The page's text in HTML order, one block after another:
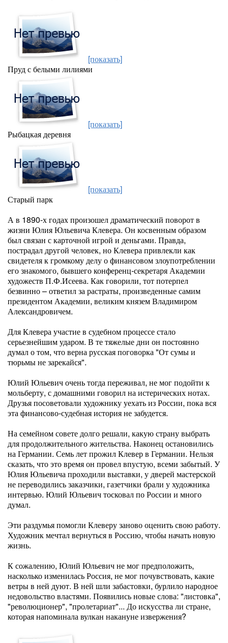
[показать]
Пруд с белыми лилиями
[показать]
Рыбацкая деревня
[показать]
Старый парк
А в 1890-х годах произошел драматический поворот в
жизни Юлия Юльевича Клевера. Он косвенным образом
был связан с карточной игрой и деньгами. Правда,
пострадал другой человек, но Клевера привлекли как
свидетеля к громкому делу о финансовом злоупотреблении
его знакомого, бывшего конференц-секретаря Академии
художеств П.Ф.Исеева. Как говорили, тот потерпел
безвинно – ответил за растраты, произведенные самим
президентом Академии, великим князем Владимиром
Александровичем.
Для Клевера участие в судебном процессе стало
серьезнейшим ударом. В те тяжелые дни он постоянно
думал о том, что верна русская поговорка "От сумы и
тюрьмы не зарекайся".
Юлий Юльевич очень тогда переживал, не мог подойти к
мольберту, с домашними говорил на истерических нотах.
Друзья посоветовали художнику уехать из России, пока вся
эта финансово-судебная история не забудется.
На семейном совете долго решали, какую страну выбрать
для продолжительного жительства. Наконец остановились
на Германии. Семь лет прожил Клевер в Германии. Нельзя
сказать, что это время он провел впустую, всеми забытый. У
Юлия Юльевича проходили выставки, у дверей мастерской
не переводились заказчики, газетчики брали у художника
интервью. Юлий Юльевич тосковал по России и много
думал.
Эти раздумья помогли Клеверу заново оценить свою работу.
Художник мечтал вернуться в Россию, чтобы начать новую
жизнь.
К сожалению, Юлий Юльевич не мог предположить,
насколько изменилась Россия, не мог почувствовать, какие
ветры в ней дуют. В ней шли забастовки, бурлило народное
недовольство властями. Появились новые слова: "листовка",
"революционер", "пролетариат"... До искусства ли стране,
которая напоминала вулкан накануне извержения?